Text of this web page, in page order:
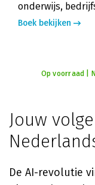
onderwijs,
Boek bekijken
Op voorraad |
Jouw
De AI-revolutie